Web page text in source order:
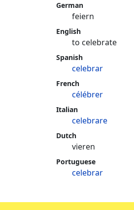
German
feiern
English
to celebrate
Spanish
celebrar
French
célébrer
Italian
celebrare
Dutch
vieren
Portuguese
celebrar